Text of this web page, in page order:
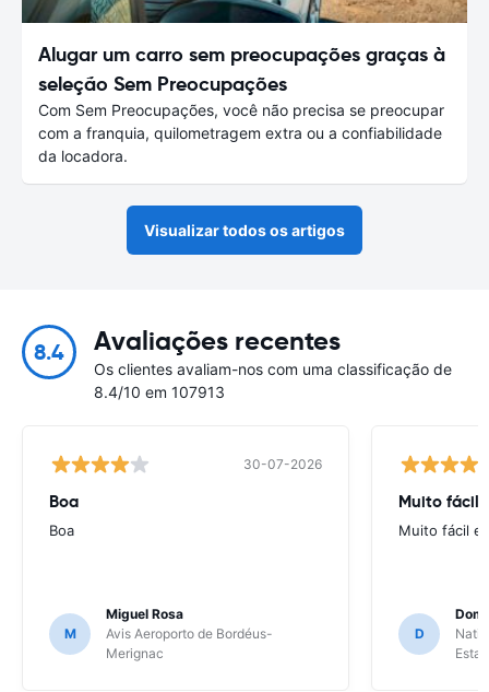
Alugar um carro sem preocupações graças à
seleção Sem Preocupações
Com Sem Preocupações, você não precisa se preocupar
com a franquia, quilometragem extra ou a confiabilidade
da locadora.
Visualizar todos os artigos
8.4 Avaliações recentes
Os clientes avaliam-nos com uma classificação de
8.4/10 em 107913
30-07-2026
Boa
Boa
M
Miguel Rosa
Avis Aeroporto de Bordéus-
Merignac
Muito fácil
Muito fácil e
D